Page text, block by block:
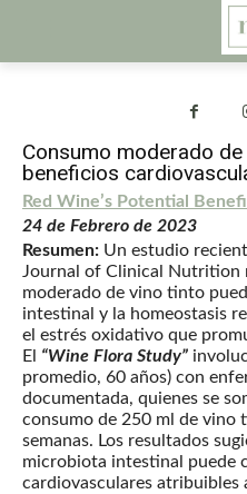
Consumo moderado
beneficios
Red Wine’s Potential
24 de Febrero de 2023
Resumen: Un estudio
Journal of Clinical Nutrition
moderado de vino tinto
intestinal y la homeostasis
el estrés oxidativo que
El “Wine Flora Study”
promedio, 60 años) con
documentada, quienes se
consumo de 250 ml de vino
semanas. Los resultados
microbiota intestinal puede
cardiovasculares atribuibles